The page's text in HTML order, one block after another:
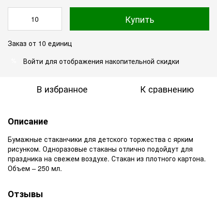
Купить
Заказ от 10 единиц
Войти для отображения накопительной скидки
В избранное К сравнению
Описание
Бумажные стаканчики для детского торжества с ярким
рисунком. Одноразовые стаканы отлично подойдут для
праздника на свежем воздухе. Стакан из плотного картона.
Объем – 250 мл.
Отзывы